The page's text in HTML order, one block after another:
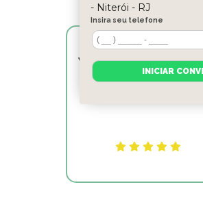
Victor Hugo Marins
- Niterói - RJ
Insira seu telefone
INICIAR